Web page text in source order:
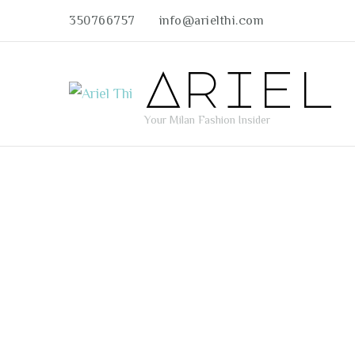
350766757 info@arielthi.com
Ariel
Your Milan Fashion Insider